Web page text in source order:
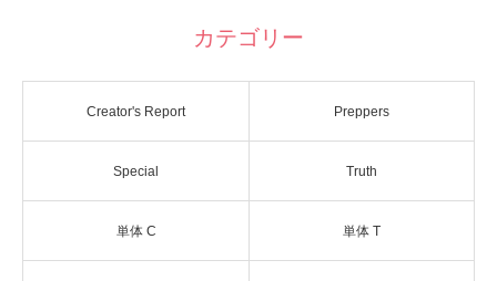
カテゴリー
Creator's Report Preppers
Special Truth
単体 C 単体 T